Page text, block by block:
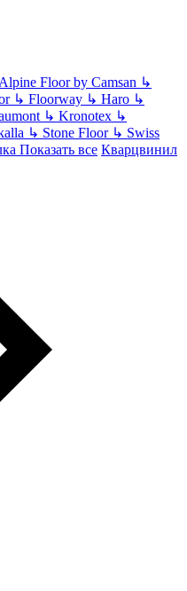
Alpine Floor by Camsan ↳
↳ Floorway ↳ Haro ↳
↳ Kronotex ↳
↳ Stone Floor ↳ Swiss
Показать все Кварцвинил